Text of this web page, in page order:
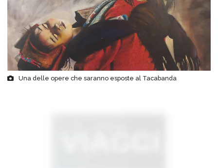
Una delle opere che saranno esposte al Tacabanda